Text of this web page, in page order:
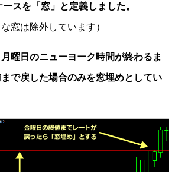
スを「窓」と定義しました。
窓は除外しています）
曜日のニューヨーク時間が終わるま
で戻した場合のみを窓埋めとしてい